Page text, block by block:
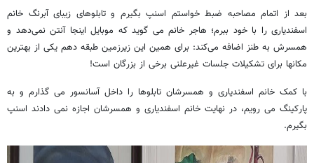
بعد از اتمام مصاحبه ضبط خواستم اسنپ بگیرم و تابلوهای زیبای آبرنگ خانم
اسفندیاری را با خود ببرم؛ هاجر خانم می گوید که موبایل اینجا آنتن نمی‌دهد و
همسرش به طنز اضافه می‌کند: برای همین این زیرزمین طبقه دهم یکی از بهترین
مکانها برای تشکیلات جلسات غیرعلنی برخی از بزرگان است!
با کمک خانم اسفندیاری و همسرشان تابلوها را داخل آسانسور می گذارم و به
پارکینگ می رویم، در نهایت خانم اسفندیاری و همسرشان اجازه نمی دادند اسنپ
بگیرم.